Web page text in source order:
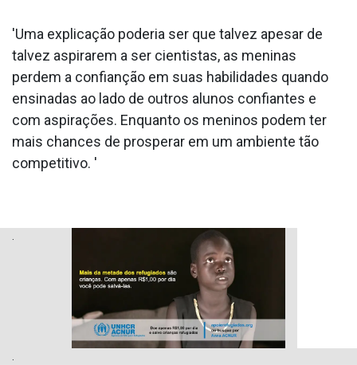
'Uma explicação poderia ser que talvez apesar de
talvez aspirarem a ser cientistas, as meninas
perdem a confianção em suas habilidades quando
ensinadas ao lado de outros alunos confiantes e
com aspirações. Enquanto os meninos podem ter
mais chances de prosperar em um ambiente tão
competitivo. '